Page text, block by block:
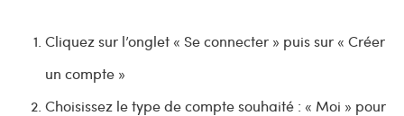
Cliquez sur l’onglet « Se connecter » puis sur « Créer
un compte »
Choisissez le type de compte souhaité : « Moi » pour